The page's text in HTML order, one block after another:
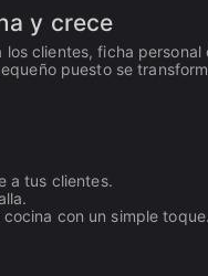
y crece
clientes, ficha
puesto se
a tus clientes.
con un simple toque.